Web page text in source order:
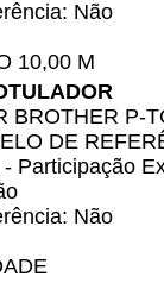
Não
10,00 M
BROTHER P-
DE
Participação
Não